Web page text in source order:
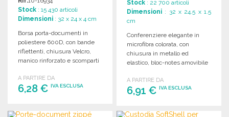
Stock : 15 430 articoli
Dimensioni : 32 x 24 x 4 cm
Borsa porta-documenti in
poliestere 600D, con bande
riflettenti, chiusura Velcro,
manico rinforzato e scomparti
smartphone.
A PARTIRE DA
6,28 € IVA ESCLUSA
ORDINARE
Stock : 22 700 articoli
Dimensioni : 32 x 24.5 x 1.5
cm
Conferenziere elegante in
microfibra colorata, con
chiusura in metallo ed
elastico, bloc-notes amovibile
documenti.
A PARTIRE DA
6,91 €IVA ESCLUSA
ORDINARE